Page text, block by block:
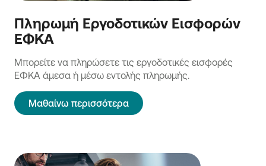
Πληρωμή Εργοδοτικών Εισφορών
ΕΦΚΑ
Μπορείτε να πληρώσετε τις εργοδοτικές εισφορές
ΕΦΚΑ άμεσα ή μέσω εντολής πληρωμής.
Μαθαίνω περισσότερα